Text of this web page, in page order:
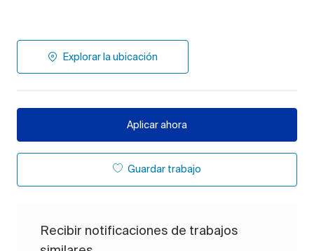
Explorar la ubicación
Aplicar ahora
Guardar trabajo
Recibir notificaciones de trabajos